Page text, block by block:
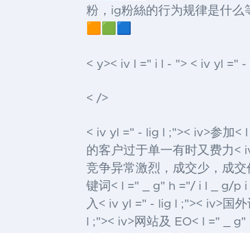
粉，ig粉絲的行为规律是什
🟧🟩🟦
< y>< iv l =" i l - "> < iv yl =" -
< />
< iv yl =" - lig l ;">< iv>参加<
的客户过于单一有时又费力<
竞争异常激烈，成交少，成
键词 < l =" _ g" h ="/ i l _ g/p
入 < iv yl =" - lig l ;">< iv>国
l ;">< iv>网站及 EO< l =" _